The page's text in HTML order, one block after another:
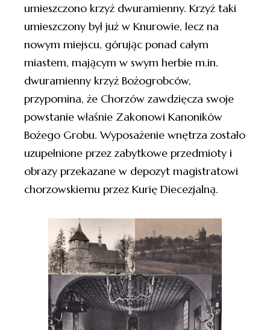
umieszczono krzyż dwuramienny. Krzyż taki
umieszczony był już w Knurowie, lecz na
nowym miejscu, górując ponad całym
miastem, mającym w swym herbie m.in.
dwuramienny krzyż Bożogrobców,
przypomina, że Chorzów zawdzięcza swoje
powstanie właśnie Zakonowi Kanoników
Bożego Grobu. Wyposażenie wnętrza zostało
uzupełnione przez zabytkowe przedmioty i
obrazy przekazane w depozyt magistratowi
chorzowskiemu przez Kurię Diecezjalną.